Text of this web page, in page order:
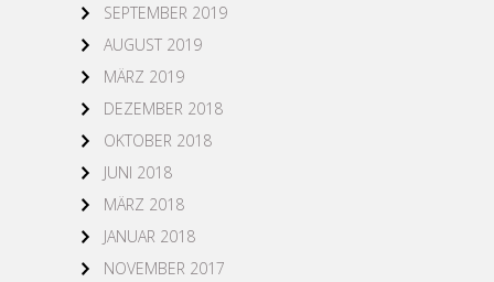
SEPTEMBER 2019
AUGUST 2019
MÄRZ 2019
DEZEMBER 2018
OKTOBER 2018
JUNI 2018
MÄRZ 2018
JANUAR 2018
NOVEMBER 2017